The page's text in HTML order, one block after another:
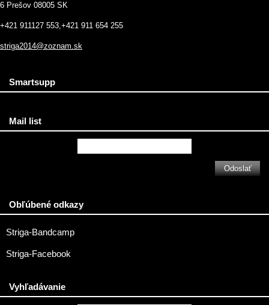
6 Prešov 08005 SK
+421 911127 553,+421 911 654 255
striga2014@zoznam.sk
Smartsupp
Mail list
Obľúbené odkazy
Striga-Bandcamp
Striga-Facebook
Vyhľadávanie